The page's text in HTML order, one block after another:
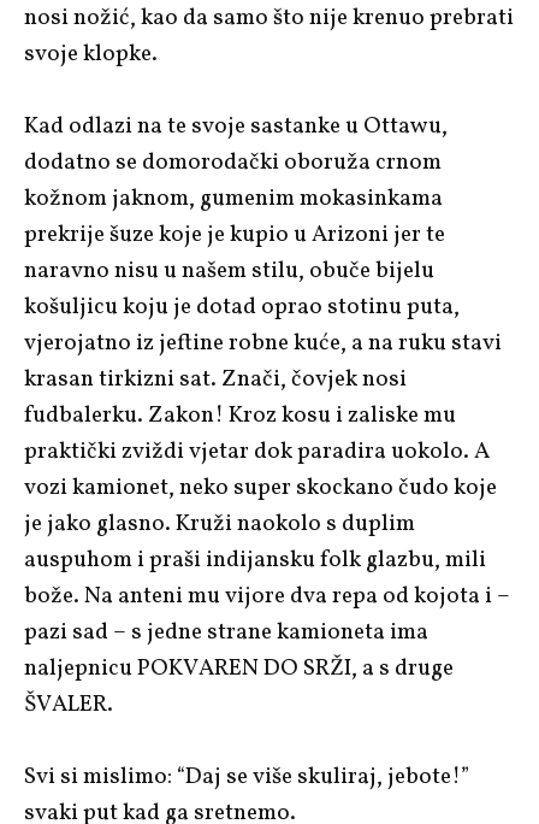
nosi nožić, kao da samo što nije krenuo prebrati
svoje klopke.
Kad odlazi na te svoje sastanke u Ottawu,
dodatno se domorodački oboruža crnom
kožnom jaknom, gumenim mokasinkama
prekrije šuze koje je kupio u Arizoni jer te
naravno nisu u našem stilu, obuče bijelu
košuljicu koju je dotad oprao stotinu puta,
vjerojatno iz jeftine robne kuće, a na ruku stavi
krasan tirkizni sat. Znači, čovjek nosi
fudbalerku. Zakon! Kroz kosu i zaliske mu
praktički zviždi vjetar dok paradira uokolo. A
vozi kamionet, neko super skockano čudo koje
je jako glasno. Kruži naokolo s duplim
auspuhom i praši indijansku folk glazbu, mili
bože. Na anteni mu vijore dva repa od kojota i –
pazi sad – s jedne strane kamioneta ima
naljepnicu POKVAREN DO SRŽI, a s druge
ŠVALER.
Svi si mislimo: “Daj se više skuliraj, jebote!”
svaki put kad ga sretnemo.